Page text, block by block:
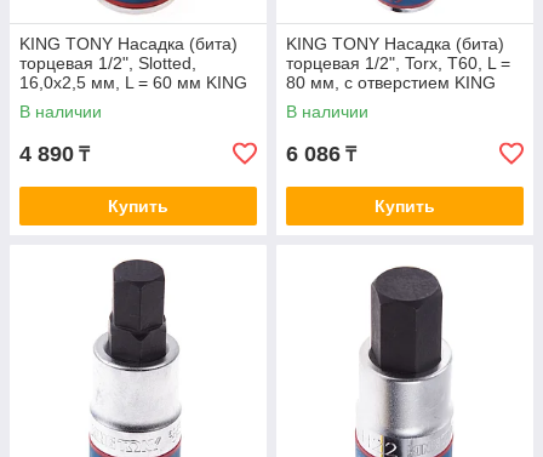
KING TONY Насадка (бита)
торцевая 1/2", Slotted,
16,0х2,5 мм, L = 60 мм KING
TONY 402216
В наличии
4 890 ₸
Купить
KING TONY Насадка (бита)
торцевая 1/2", Torx, T60, L =
80 мм, с отверстием KING
TONY 403760
В наличии
6 086 ₸
Купить